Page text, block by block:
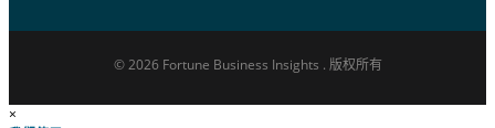
© 2026 Fortune Business Insights . 版权所有
×